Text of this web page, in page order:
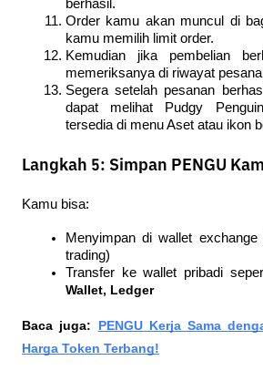
berhasil.
Order kamu akan muncul di
kamu memilih limit order.
Kemudian jika pembelian
memeriksanya di riwayat
Segera setelah pesanan
dapat melihat Pudgy
tersedia di menu Aset atau ikon
Langkah 5: Simpan PENGU
Kamu bisa:
Menyimpan di wallet
trading)
Transfer ke wallet pribadi
Wallet, Ledger
Baca juga: PENGU Kerja Sama
Harga Token Terbang!